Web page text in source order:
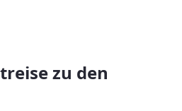
zu den